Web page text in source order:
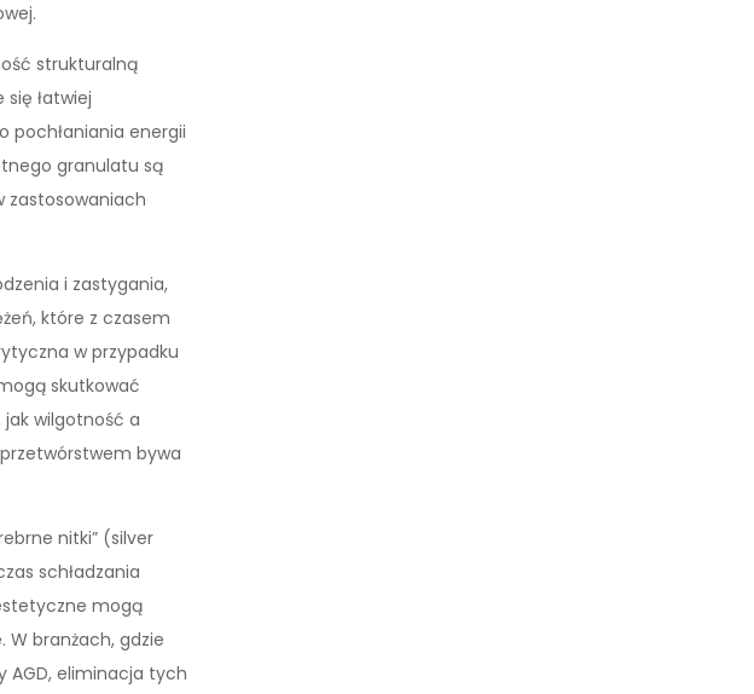
strukturalną
łatwiej
pochłaniania energii
granulatu są
zastosowaniach
i zastygania,
które z czasem
w przypadku
skutkować
wilgotność a
bywa
nitki” (silver
schładzania
mogą
W branżach, gdzie
AGD, eliminacja tych